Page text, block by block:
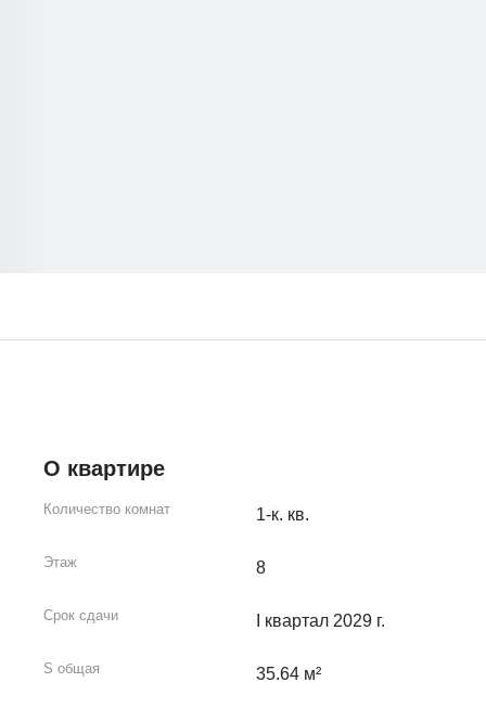
О квартире
Количество комнат 1-к. кв.
Этаж 8
Срок сдачи I квартал 2029 г.
S общая 35.64 м²